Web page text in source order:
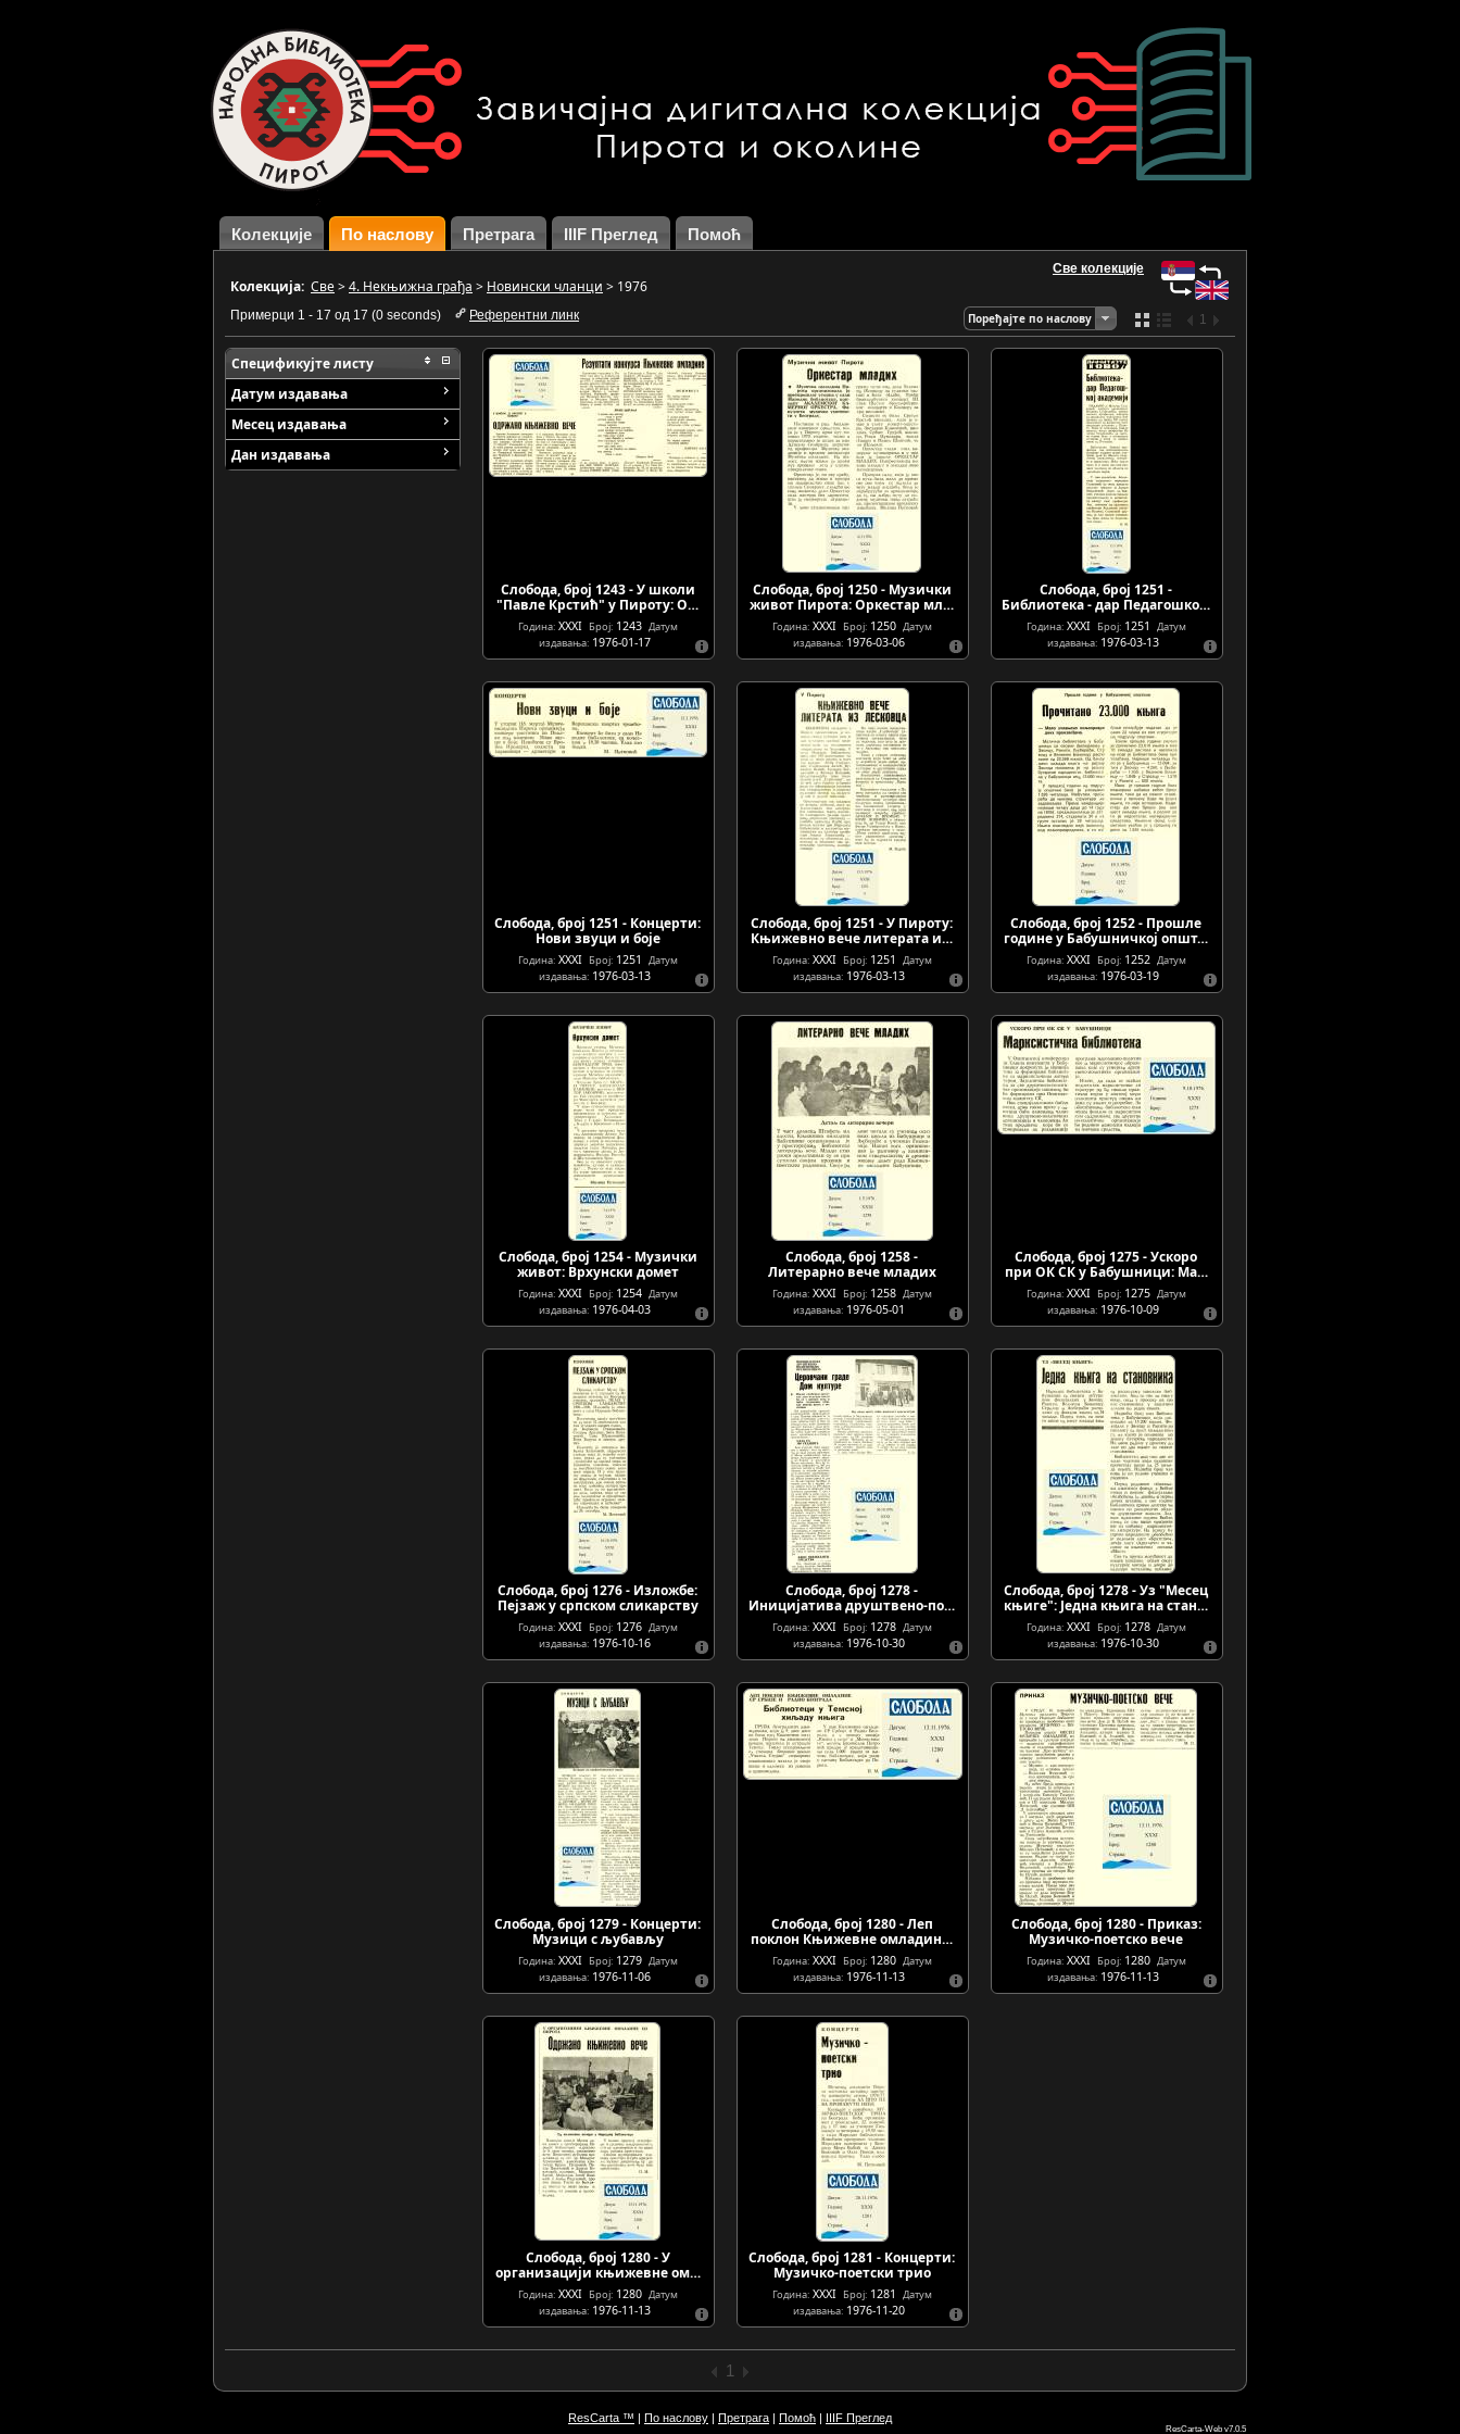
Колекције По наслову Претрага IIIF Преглед Помоћ
Све колекције
Колекција: Све>4. Некњижна грађа > Новински чланци > 1976
Примерци 1 - 17 од 17 (0 seconds) Референтни линк 1
Поређајте по наслову
Спецификујте листу
Датум издавања
Месец издавања
Дан издавања
Слобода, број 1243 - У школи
"Павле Крстић" у Пироту: О…
Година: XXXI Број: 1243 Датум
издавања: 1976-01-17
Слобода, број 1250 - Музички
живот Пирота: Оркестар мл…
Година: XXXI Број: 1250 Датум
издавања: 1976-03-06
Слобода, број 1251 -
Библиотека - дар Педагошко…
Година: XXXI Број: 1251
Датум
издавања: 1976-03-13
Слобода, број 1251 - Концерти:
Нови звуци и боје
Година: XXXI Број: 1251
Датум
издавања: 1976-03-13
Слобода, број 1251 - У Пироту:
Књижевно вече литерата и…
Година: XXXI Број: 1251
Датум
издавања: 1976-03-13
Слобода, број 1252 - Прошле
године у Бабушничкој општ…
Година: XXXI Број: 1252 Датум
издавања: 1976-03-19
Слобода, број 1254 - Музички
живот: Врхунски домет
Година: XXXI Број: 1254 Датум
издавања: 1976-04-03
Слобода, број 1258 -
Литерарно вече младих
Година: XXXI Број: 1258 Датум
издавања: 1976-05-01
Слобода, број 1275 - Ускоро
при ОК СК у Бабушници: Ма…
Година: XXXI Број: 1275 Датум
издавања: 1976-10-09
Слобода, број 1276 - Изложбе:
Пејзаж у српском сликарству
Година: XXXI Број: 1276 Датум
издавања: 1976-10-16
Слобода, број 1278 -
Иницијатива друштвено-по…
Година: XXXI Број: 1278 Датум
издавања: 1976-10-30
Слобода, број 1278 - Уз "Месец
књиге": Једна књига на стан…
Година: XXXI Број: 1278 Датум
издавања: 1976-10-30
Слобода, број 1279 - Концерти:
Музици с љубављу
Година: XXXI Број: 1279 Датум
издавања: 1976-11-06
Слобода, број 1280 - Леп
поклон Књижевне омладин…
Година: XXXI Број: 1280 Датум
издавања: 1976-11-13
Слобода, број 1280 - Приказ:
Музичко-поетско вече
Година: XXXI Број: 1280 Датум
издавања: 1976-11-13
Слобода, број 1280 - У
организацији књижевне ом…
Година: XXXI Број: 1280 Датум
издавања: 1976-11-13
Слобода, број 1281 - Концерти:
Музичко-поетски трио
Година: XXXI Број: 1281
Датум
издавања: 1976-11-20
1
ResCarta ™ | По наслову | Претрага | Помоћ | IIIF Преглед
ResCarta-Web v7.0.5